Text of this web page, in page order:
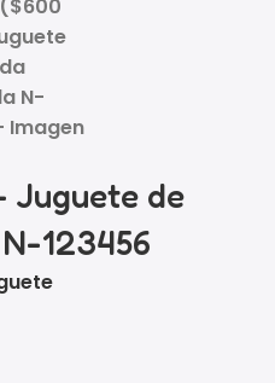
Juguete de
123456